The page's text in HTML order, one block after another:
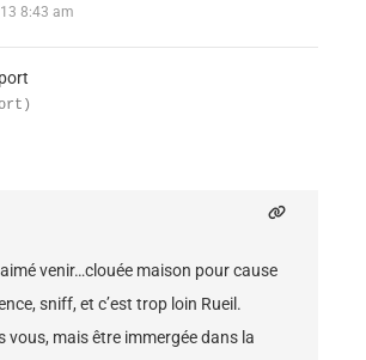
8:43 am
venir…clouée maison pour cause
sniff, et c’est trop loin Rueil.
vous, mais être immergée dans la